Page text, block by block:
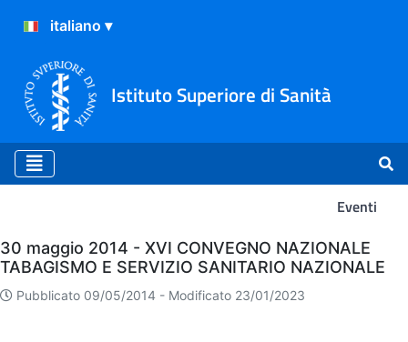
Istituto Superiore di Sanità
Eventi
Eventi
30 maggio 2014 - XVI CONVEGNO NAZIONALE
TABAGISMO E SERVIZIO SANITARIO NAZIONALE
Pubblicato 09/05/2014 - Modificato 23/01/2023